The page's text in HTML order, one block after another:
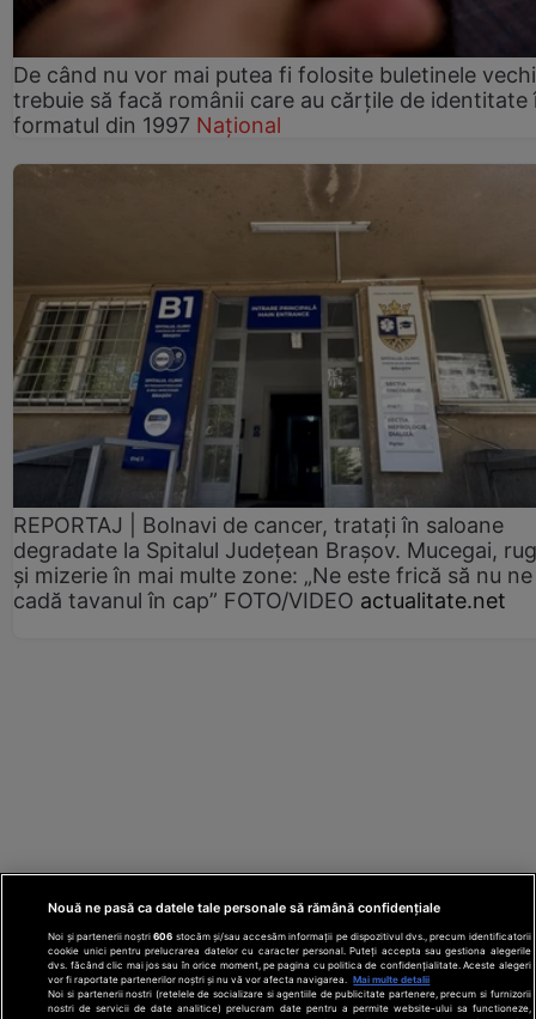
De când nu vor mai putea fi folosite buletinele
trebuie să facă românii care au cărțile de identitate
formatul din 1997 Național
REPORTAJ | Bolnavi de cancer, tratați în saloane
degradate la Spitalul Județean Brașov. Mucegai,
și mizerie în mai multe zone: „Ne este frică să nu ne
cadă tavanul în cap” FOTO/VIDEO actualitate.net
Nouă ne pasă ca datele tale personale să rămână confidențiale
Noi și partenerii noștri606 stocăm și/sau accesăm informații pe dispozitivul dvs., precum identificatorii
cookie unici pentru prelucrarea datelor cu caracter personal. Puteți accepta sau gestiona alegerile
dvs. făcând clic mai jos sau în orice moment, pe pagina cu politica de confidențialitate. Aceste alegeri
vor fi raportate partenerilor noștri și nu vă vor afecta navigarea.
Mai multe detalii
Noi si partenerii nostri (retelele de socializare si agentiile de publicitate partenere, precum si furnizorii
nostri de servicii de date analitice) prelucram date pentru a permite website-ului sa functioneze,